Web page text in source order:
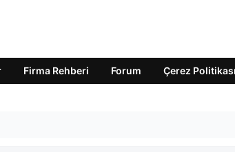
Firma Rehberi Forum Çerez Politikası